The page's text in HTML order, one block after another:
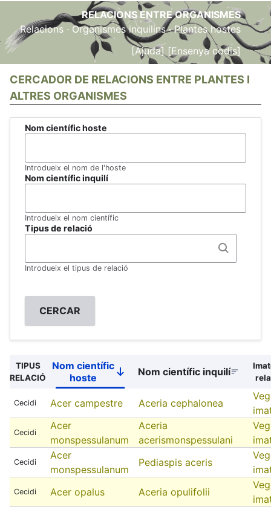
RELACIONS ENTRE ORGANISMES
Relacions · Organismes inquilins· Plantes hostes
[Ajuda] [Ensenya codis]
CERCADOR DE RELACIONS ENTRE PLANTES I
ALTRES ORGANISMES
Nom científic hoste
Introdueix el nom de l'hoste
Nom científic inquilí
Introdueix el nom científic
Tipus de relació
Introdueix el tipus de relació
TIPUS
RELACIÓ
Nom científic
hoste
Sort
descending
Nom científic inquilí
Cecidi Acer campestre Aceria cephalonea
Cecidi
Acer
monspessulanum
Aceria
acerismonspessulani
Cecidi
Acer
monspessulanum
Pediaspis aceris
Cecidi Acer opalus Aceria opulifolii